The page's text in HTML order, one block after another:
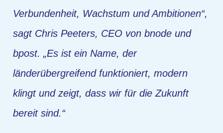
Verbundenheit, Wachstum und Ambitionen“,
sagt Chris Peeters, CEO von bnode und
bpost. „Es ist ein Name, der
länderübergreifend funktioniert, modern
klingt und zeigt, dass wir für die Zukunft
bereit sind.“